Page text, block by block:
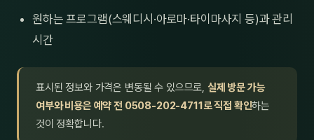
원하는 프로그램(스웨디시·아로마·타이마사지 등)과 관리
시간
표시된 정보와 가격은 변동될 수 있으므로, 실제 방문 가능
여부와 비용은 예약 전 0508-202-4711로 직접 확인하는
것이 정확합니다.